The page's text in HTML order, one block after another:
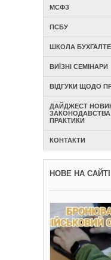
МСФЗ
ПСБУ
ШКОЛА
ВИЇЗНІ СЕМІНАРИ
ВІДГУКИ ЩОДО
ДАЙДЖЕСТ
ЗАКОНОДАВСТВА
ПРАКТИКИ
КОНТАКТИ
НОВЕ НА САЙТІ